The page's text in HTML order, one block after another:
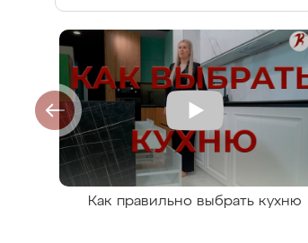
Как правильно выбрать кухню